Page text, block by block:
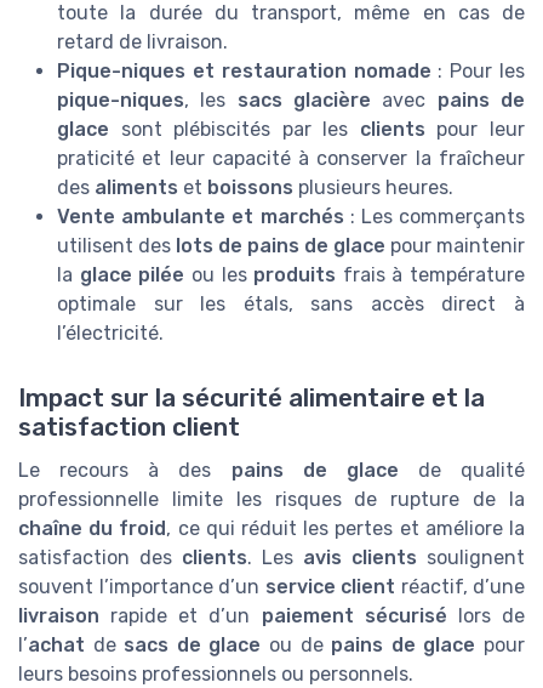
toute la durée du transport, même en cas de
retard de livraison.
Pique-niques et restauration nomade : Pour les
pique-niques, les sacs glacière avec pains de
glace sont plébiscités par les clients pour leur
praticité et leur capacité à conserver la fraîcheur
des aliments et boissons plusieurs heures.
Vente ambulante et marchés : Les commerçants
utilisent des lots de pains de glace pour maintenir
la glace pilée ou les produits frais à température
optimale sur les étals, sans accès direct à
l’électricité.
Impact sur la sécurité alimentaire et la
satisfaction client
Le recours à des pains de glace de qualité
professionnelle limite les risques de rupture de la
chaîne du froid , ce qui réduit les pertes et améliore la
satisfaction des clients. Les avis clients soulignent
souvent l’importance d’un service client réactif, d’une
livraison rapide et d’un paiement sécurisé lors de
l’achat de sacs de glace ou de pains de glace pour
leurs besoins professionnels ou personnels.